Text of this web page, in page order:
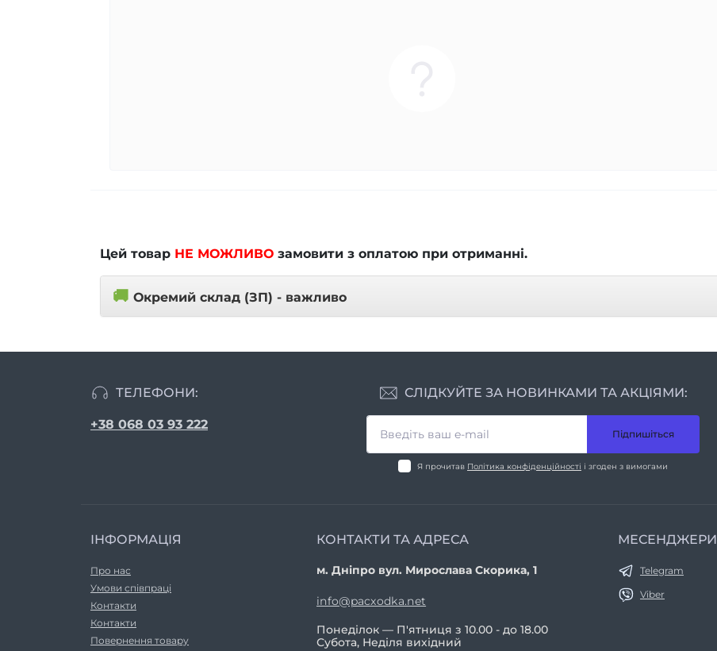
Цей товар НЕ МОЖЛИВО замовити з оплатою при отриманні.
🚚 Окремий склад (ЗП) - важливо
ТЕЛЕФОНИ:
+38 068 03 93 222
СЛІДКУЙТЕ ЗА НОВИНКАМИ ТА АКЦІЯМИ:
Підпишіться
Я прочитав Політика конфіденційності і згоден з вимогами
ІНФОРМАЦІЯ
Про нас
Умови співпраці
Контакти
Контакти
Повернення товару
КОНТАКТИ ТА АДРЕСА
м. Дніпро вул. Мирослава Скорика, 1
info@pacxodka.net
Понеділок — П'ятниця з 10.00 - до 18.00
Субота, Неділя вихідний
МЕСЕНДЖЕРИ
Telegram
Viber